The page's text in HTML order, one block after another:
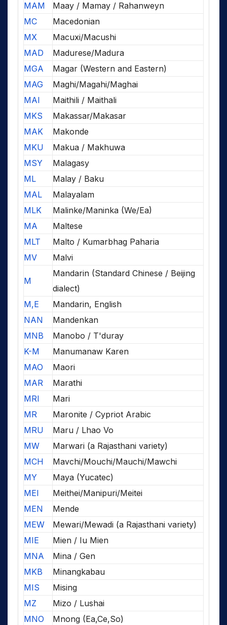
MAM
Maay / Mamay / Rahanweyn
MC
Macedonian
MX
Macuxi/Macushi
MAD
Madurese/Madura
MGA
Magar (Western and Eastern)
MAG
Maghi/Magahi/Maghai
MAI
Maithili / Maithali
MKS
Makassar/Makasar
MAK
Makonde
MKU
Makua / Makhuwa
MSY
Malagasy
ML
Malay / Baku
MAL
Malayalam
MLK
Malinke/Maninka (We/Ea)
MA
Maltese
MLT
Malto / Kumarbhag Paharia
MV
Malvi
M
Mandarin (Standard Chinese / Beijing
dialect)
M,E
Mandarin, English
NAN
Mandenkan
MNB
Manobo / T'duray
K-M
Manumanaw Karen
MAO
Maori
MAR
Marathi
MRI
Mari
MR
Maronite / Cypriot Arabic
MRU
Maru / Lhao Vo
MW
Marwari (a Rajasthani variety)
MCH
Mavchi/Mouchi/Mauchi/Mawchi
MY
Maya (Yucatec)
MEI
Meithei/Manipuri/Meitei
MEN
Mende
MEW
Mewari/Mewadi (a Rajasthani variety)
MIE
Mien / Iu Mien
MNA
Mina / Gen
MKB
Minangkabau
MIS
Mising
MZ
Mizo / Lushai
MNO
Mnong (Ea,Ce,So)